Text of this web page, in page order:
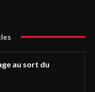
au sort du